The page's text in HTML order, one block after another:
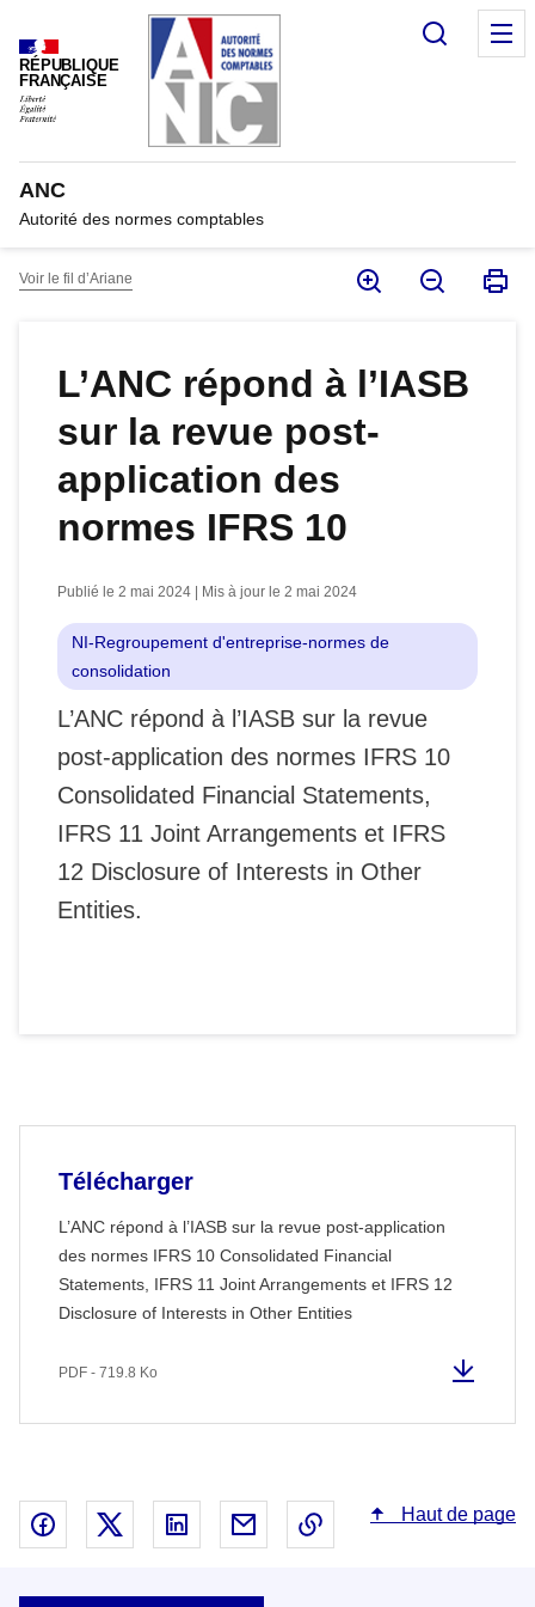
Panneau de gestion des cookies
RÉPUBLIQUE
FRANÇAISE
ANC
Autorité des normes comptables
Voir le fil d’Ariane
L’ANC répond à l’IASB
sur la revue post-
application des
normes IFRS 10
Publié le 2 mai 2024 | Mis à jour le 2 mai 2024
NI-Regroupement d'entreprise-normes de
consolidation
L’ANC répond à l’IASB sur la revue
post-application des normes IFRS 10
Consolidated Financial Statements,
IFRS 11 Joint Arrangements et IFRS
12 Disclosure of Interests in Other
Entities.
Télécharger
L’ANC répond à l’IASB sur la revue post-application
des normes IFRS 10 Consolidated Financial
Statements, IFRS 11 Joint Arrangements et IFRS 12
Disclosure of Interests in Other Entities
PDF - 719.8 Ko
Partager sur Facebook - nouvelle fenêtre
Partager sur X - nouvelle fenêtre
Partager sur Linked In - nouvelle
Partager par email - nouvelle
Copier le lien dans le
Haut de page